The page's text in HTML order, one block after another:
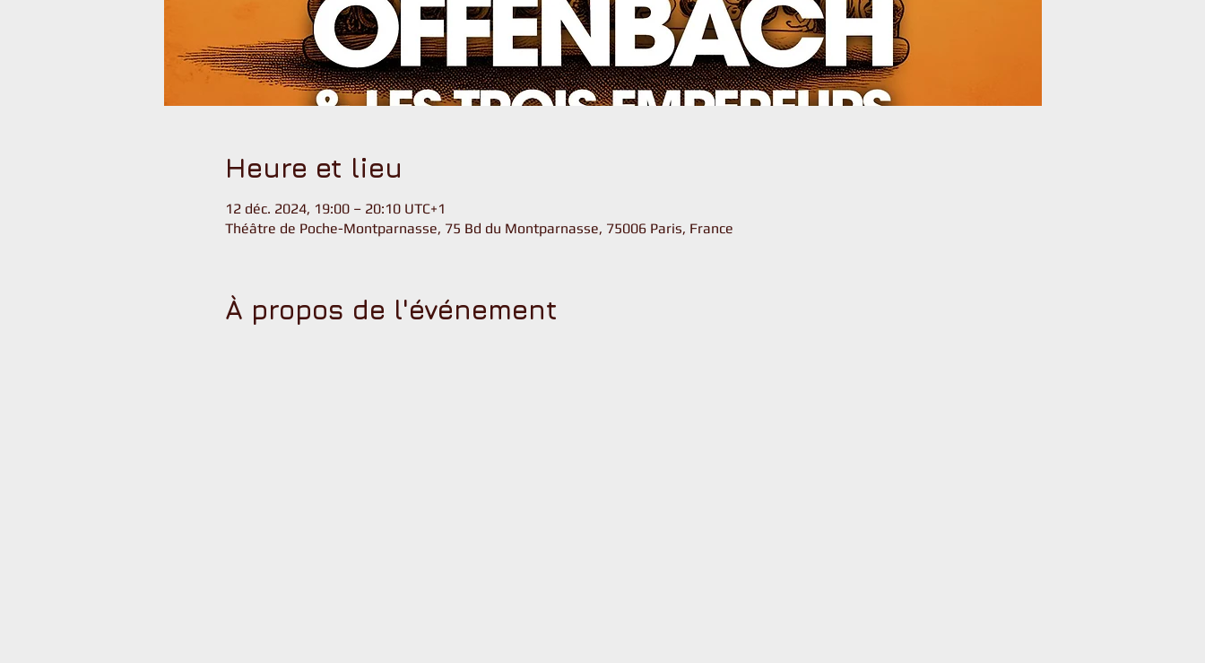
Heure et lieu
12 déc. 2024, 19:00 – 20:10 UTC+1
Théâtre de Poche-Montparnasse, 75 Bd du Montparnasse, 75006 Paris, France
À propos de l'événement